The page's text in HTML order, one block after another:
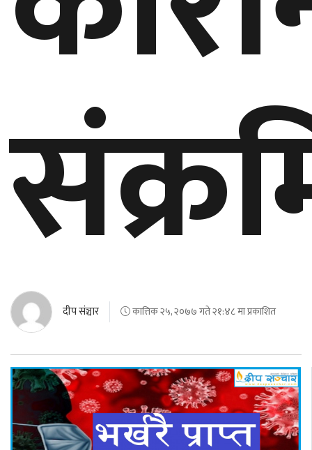
जापान
दीप संञ्चार कात्तिक २५, २०७७ गते २१:४८ मा प्रकाशित